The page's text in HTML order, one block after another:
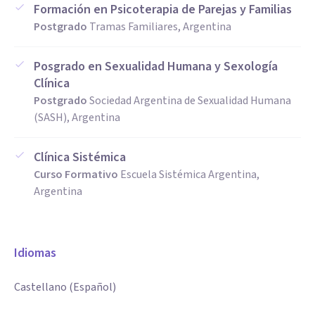
Formación en Psicoterapia de Parejas y Familias
Postgrado Tramas Familiares, Argentina
Posgrado en Sexualidad Humana y Sexología
Clínica
PostgradoSociedad Argentina de Sexualidad Humana
(SASH), Argentina
Clínica Sistémica
Curso Formativo Escuela Sistémica Argentina,
Argentina
Idiomas
Castellano (Español)